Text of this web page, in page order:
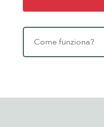
Come funziona?